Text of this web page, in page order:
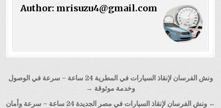
Author: mrisuzu4@gmail.com
تصفّح
ونش الفرسان لإنقاذ السيارات في المطرية 24 ساعة – سرعة في الوصول
وخدمة موثوقة →
← ونش الفرسان لإنقاذ السيارات في مصر الجديدة 24 ساعة – سرعة وأمان